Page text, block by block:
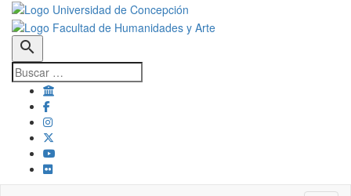
search